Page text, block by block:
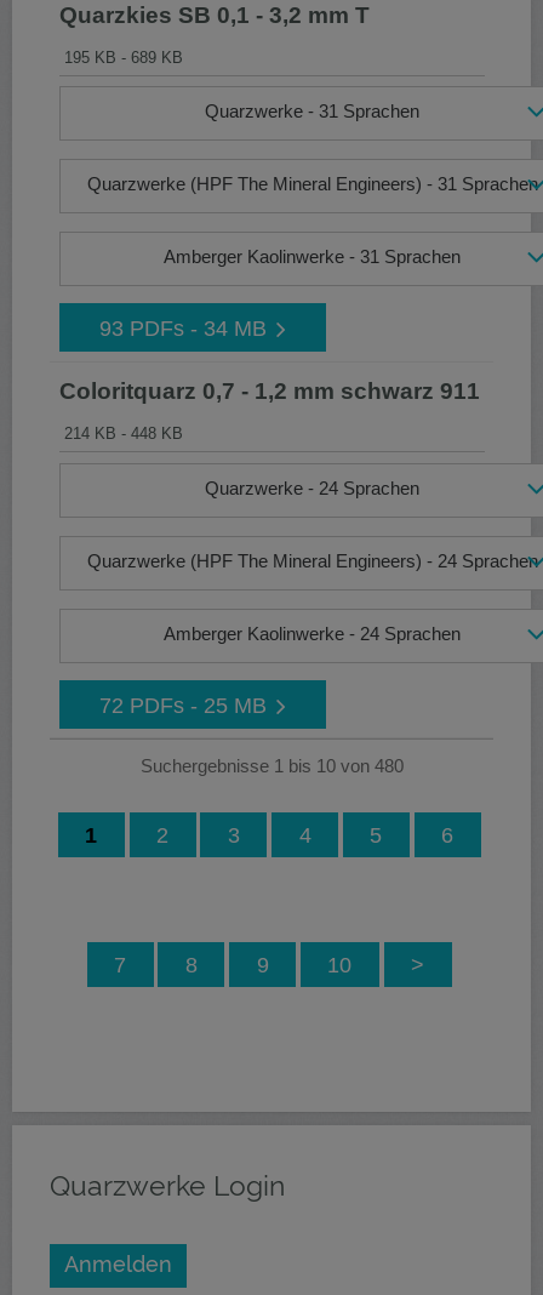
Quarzkies SB 0,1 - 3,2 mm T
195 KB - 689 KB
Quarzwerke - 31 Sprachen
Quarzwerke (HPF The Mineral Engineers) - 31 Sprachen
Amberger Kaolinwerke - 31 Sprachen
93 PDFs - 34 MB
Coloritquarz 0,7 - 1,2 mm schwarz 911
214 KB - 448 KB
Quarzwerke - 24 Sprachen
Quarzwerke (HPF The Mineral Engineers) - 24 Sprachen
Amberger Kaolinwerke - 24 Sprachen
72 PDFs - 25 MB
Suchergebnisse 1 bis 10 von 480
1 2 3 4 5 6
7 8 9 10 >
Quarzwerke Login